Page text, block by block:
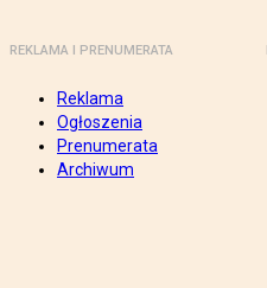
REKLAMA I PRENUMERATA
Reklama
Ogłoszenia
Prenumerata
Archiwum